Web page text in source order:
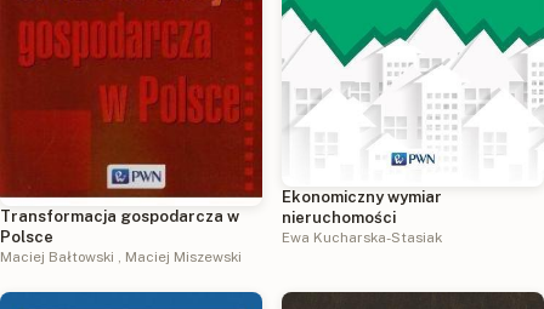
Transformacja gospodarcza w
Polsce
Maciej Bałtowski , Maciej Miszewski
Ekonomiczny wymiar
nieruchomości
Ewa Kucharska-Stasiak